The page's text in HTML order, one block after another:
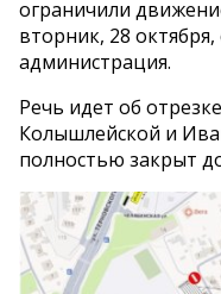
ограничили
вторник, 28
администрация.
Речь идет об
Колышлейской и
полностью закрыт